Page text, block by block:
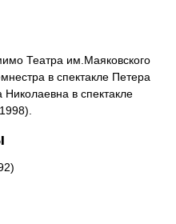
Театра им.Маяковского
в спектакле Петера
в спектакле